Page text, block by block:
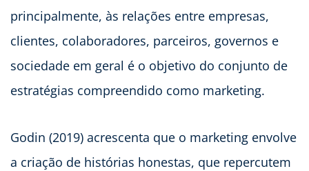
principalmente, às relações entre empresas,
clientes, colaboradores, parceiros, governos e
sociedade em geral é o objetivo do conjunto de
estratégias compreendido como marketing.
Godin (2019) acrescenta que o marketing envolve
a criação de histórias honestas, que repercutem